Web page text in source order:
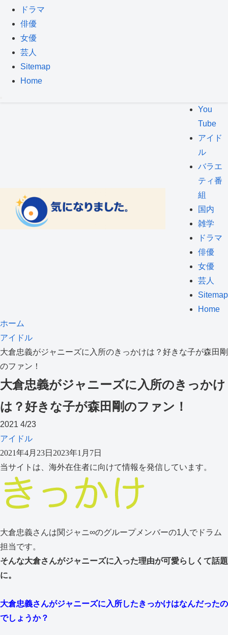
ドラマ
俳優
女優
芸人
Sitemap
Home
You
Tube
アイド
ル
バラエ
ティ番
組
国内
雑学
ドラマ
俳優
女優
芸人
Sitemap
Home
ホーム
アイドル
大倉忠義がジャニーズに入所のきっかけは？好きな子が森田剛
のファン！
大倉忠義がジャニーズに入所のきっかけ
は？好きな子が森田剛のファン！
2021 4/23
アイドル
2021年4月23日 2023年1月7日
当サイトは、海外在住者に向けて情報を発信しています。
大倉忠義さんは関ジャニ∞のグループメンバーの1人でドラム
担当です。
そんな大倉さんがジャニーズに入った理由が可愛らしくて話題
に。
大倉忠義さんがジャニーズに入所したきっかけはなんだったの
でしょうか？